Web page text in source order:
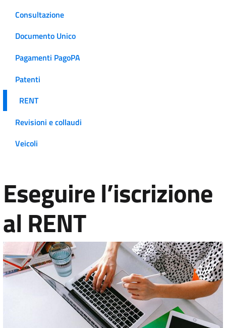
Consultazione
Documento Unico
Pagamenti PagoPA
Patenti
RENT
Revisioni e collaudi
Veicoli
Eseguire l’iscrizione
al RENT